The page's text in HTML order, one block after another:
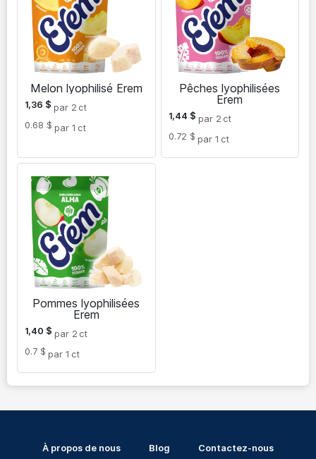
Melon lyophilisé Erem
1,36 $ par 2 ct
0.68 $ par 1 ct
Pêches lyophilisées
Erem
1,44 $ par 2 ct
0.72 $ par 1 ct
Pommes lyophilisées
Erem
1,40 $ par 2 ct
0.7 $ par 1 ct
À propos de nous Blog Contactez-nous